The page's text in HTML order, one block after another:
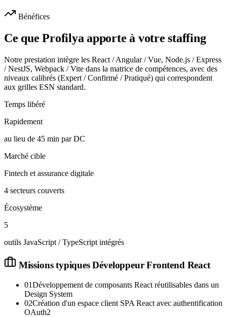
Bénéfices
Ce que Profilya apporte à votre staffing
Notre prestation intègre les React / Angular / Vue, Node.js / Express
/ NestJS, Webpack / Vite dans la matrice de compétences, avec des
niveaux calibrés (Expert / Confirmé / Pratiqué) qui correspondent
aux grilles ESN standard.
Temps libéré
Rapidement
au lieu de 45 min par DC
Marché cible
Fintech et assurance digitale
4 secteurs couverts
Écosystème
5
outils JavaScript / TypeScript intégrés
Missions typiquesDéveloppeur Frontend React
01Développement de composants React réutilisables dans un
Design System
02Création d'un espace client SPA React avec authentification
OAuth2